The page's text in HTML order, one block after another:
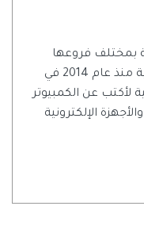
بمختلف فروعها
وأقسامها، عملت في الكتابة التقنية منذ عام 2014 في
لأكتب عن الكمبيوتر
الإلكترونية